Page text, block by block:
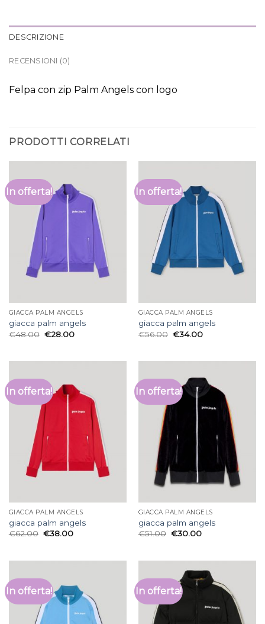
DESCRIZIONE
RECENSIONI (0)
Felpa con zip Palm Angels con logo
PRODOTTI CORRELATI
In offerta!
GIACCA PALM ANGELS
giacca palm angels
€48.00 €28.00
In offerta!
GIACCA PALM ANGELS
giacca palm angels
€56.00 €34.00
In offerta!
GIACCA PALM ANGELS
giacca palm angels
€62.00 €38.00
In offerta!
GIACCA PALM ANGELS
giacca palm angels
€51.00 €30.00
In offerta! In offerta!